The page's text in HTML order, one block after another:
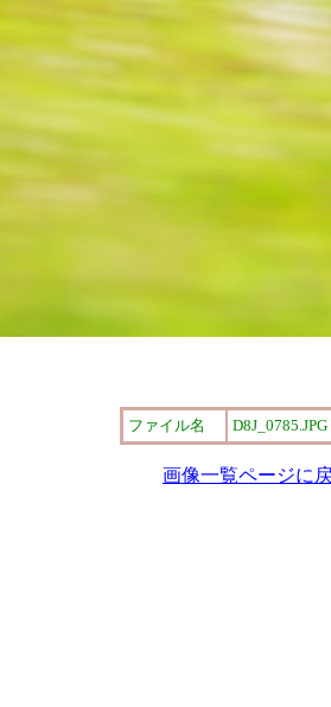
ファイル名 D8J_0785.JPG
画像一覧ページに